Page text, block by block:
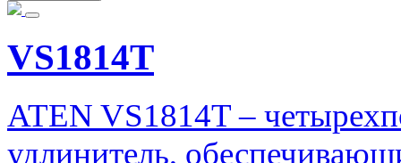
VS1814T
ATEN VS1814T –
удлинитель,